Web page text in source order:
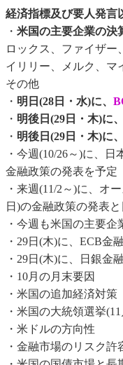
経済指標及び要人発言
・ 米国の主要企業の決
ロックス、ファイザー
イリリー、メルク、マ
その他
・ 明日(28日・水)に、
・ 明後日(29日・木)に、
・ 明後日(29日・木)に、
・今週(10/26～)に、
金融政策の発表を予定
・来週(11/2～)に、オ
日)の金融政策の発表
・今週も米国の主要
・29日(木)に、ECB金
・29日(木)に、日銀金
・10月の月末要因
・米国の追加経済対策
・米国の大統領選挙
・米ドルの方向性
・金融市場のリスク